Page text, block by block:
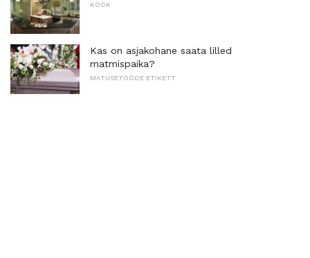
KÖÖK
Kas on asjakohane saata lilled
matmispaika?
MATUSETÖÖDE ETIKETT